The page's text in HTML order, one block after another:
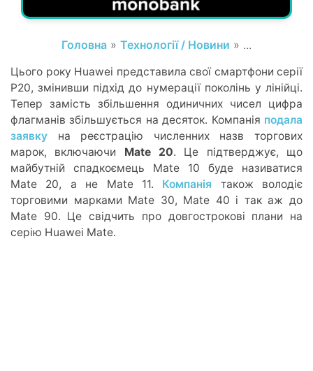
Головна » Технології / Новини » ...
Цього року Huawei представила свої смартфони серії
P20, змінивши підхід до нумерації поколінь у лінійці.
Тепер замість збільшення одиничних чисел цифра
флагманів збільшується на десяток. Компанія подала
заявку на реєстрацію численних назв торгових
марок, включаючи Mate 20. Це підтверджує, що
майбутній спадкоємець Mate 10 буде називатися
Mate 20, а не Mate 11. Компанія також володіє
торговими марками Mate 30, Mate 40 і так аж до
Mate 90. Це свідчить про довгострокові плани на
серію Huawei Mate.